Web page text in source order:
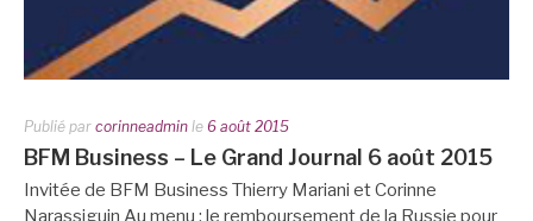
Publié par corinneadmin le 6 août 2015
BFM Business – Le Grand Journal 6 août 2015
Invitée de BFM Business Thierry Mariani et Corinne
Narassiguin Au menu : le remboursement de la Russie pour